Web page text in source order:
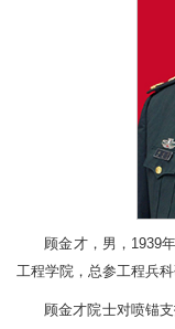
顾金才，男，1939
工程学院，总参工程兵
顾金才院士对喷锚